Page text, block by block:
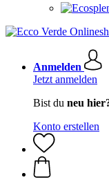
Anmelden
Jetzt anmelden
Bist du neu
Konto erstellen